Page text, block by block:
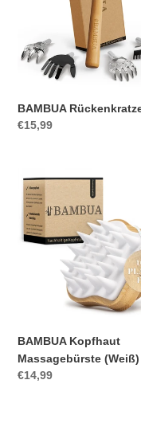
BAMBUA
Normaler
€15,99
BAMBUA
Kopfhaut
Massagebürste
(Weiß)
BAMBUA Kopfhaut
Massagebürste (Weiß)
Normaler
€14,99